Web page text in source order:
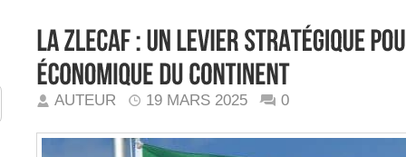
AUTEUR 19 MARS 2025 0